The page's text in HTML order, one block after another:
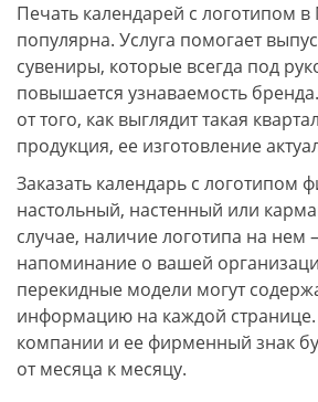
Печать календарей с логотипом
популярна. Услуга помогает
сувениры, которые всегда под
повышается узнаваемость
от того, как выглядит такая
продукция, ее изготовление
Заказать календарь с
настольный, настенный или
случае, наличие логотипа на нем
напоминание о вашей
перекидные модели могут
информацию на каждой странице.
компании и ее фирменный знак
от месяца к месяцу.